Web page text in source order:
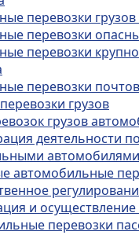
перевозки
перевозки
перевозки
перевозки
грузов
грузов
деятельности
автомобилями
автомобильные
и
перевозки